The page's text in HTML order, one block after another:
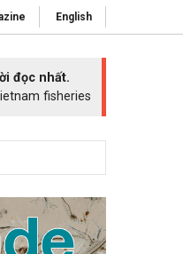
English
đọc nhất.
fisheries